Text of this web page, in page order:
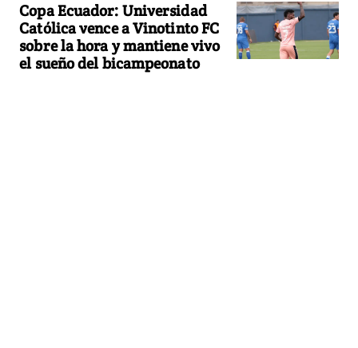
Copa Ecuador: Universidad
Católica vence a Vinotinto FC
sobre la hora y mantiene vivo
el sueño del bicampeonato